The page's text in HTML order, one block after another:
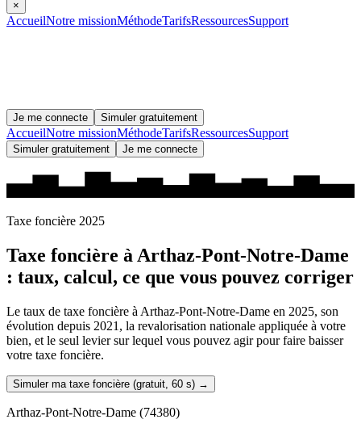
×
AccueilNotre missionMéthodeTarifsRessourcesSupport
Je me connecte Simuler gratuitement
AccueilNotre missionMéthodeTarifsRessourcesSupport
Simuler gratuitement Je me connecte
Taxe foncière 2025
Taxe foncière àArthaz-Pont-Notre-Dame
: taux, calcul, ce que vous pouvez corriger
Le taux de taxe foncière à Arthaz-Pont-Notre-Dame en 2025, son
évolution depuis 2021, la revalorisation nationale appliquée à votre
bien, et le seul levier sur lequel vous pouvez agir pour faire baisser
votre taxe foncière.
Simuler ma taxe foncière (gratuit, 60 s) →
Arthaz-Pont-Notre-Dame (74380)